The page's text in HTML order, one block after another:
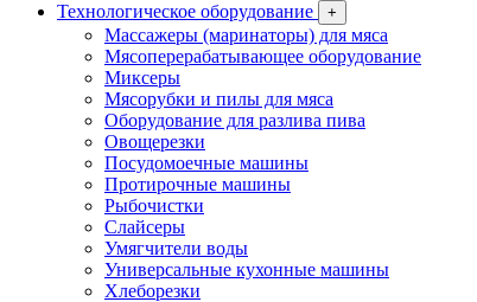
Технологическое оборудование
+
Массажеры (маринаторы) для мяса
Мясоперерабатывающее оборудование
Миксеры
Мясорубки и пилы для мяса
Оборудование для разлива пива
Овощерезки
Посудомоечные машины
Протирочные машины
Рыбочистки
Слайсеры
Умягчители воды
Универсальные кухонные машины
Хлеборезки